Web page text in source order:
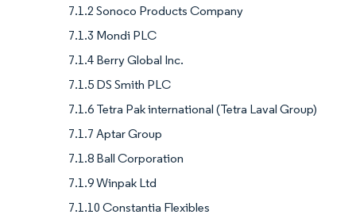
7.1.2 Sonoco Products Company
7.1.3 Mondi PLC
7.1.4 Berry Global Inc.
7.1.5 DS Smith PLC
7.1.6 Tetra Pak international (Tetra Laval Group)
7.1.7 Aptar Group
7.1.8 Ball Corporation
7.1.9 Winpak Ltd
7.1.10 Constantia Flexibles